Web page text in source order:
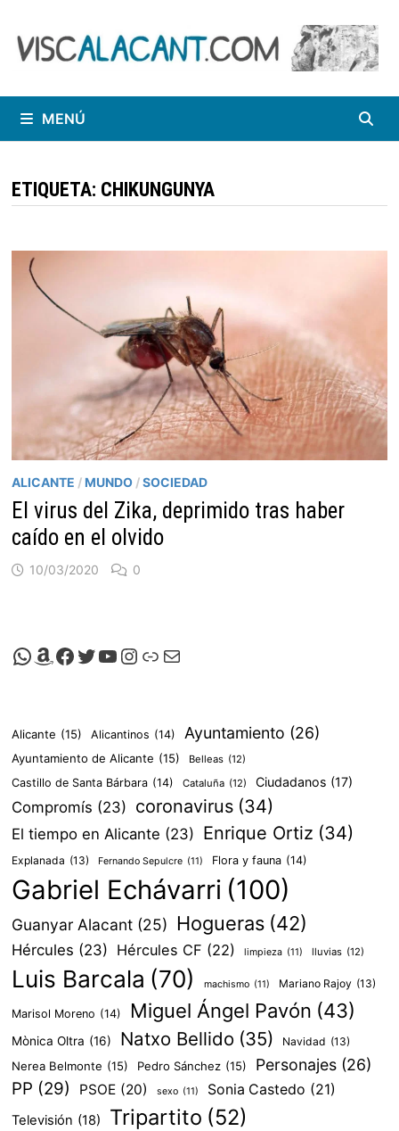
contenido
MENÚ
ETIQUETA: CHIKUNGUNYA
ALICANTE / MUNDO /SOCIEDAD
El virus del Zika, deprimido tras haber
caído en el olvido
10/03/2020 0
Canal de Whatsapp de Viscalacant
Comprar en Amazon
Facebook de Viscalacant
Twitter de Viscalacant
Canal de Youtube de Viscalacant
Instagram de Viscalacant
Viscalacant en Polkaverse
Correo electrónico
Alicante (15) Alicantinos (14) Ayuntamiento (26)
Ayuntamiento de Alicante (15) Belleas (12)
Castillo de Santa Bárbara (14) Cataluña (12) Ciudadanos (17)
Compromís (23) coronavirus (34)
El tiempo en Alicante (23) Enrique Ortiz (34)
Explanada (13) Fernando Sepulcre (11) Flora y fauna (14)
Gabriel Echávarri (100)
Guanyar Alacant (25) Hogueras (42)
Hércules (23) Hércules CF (22) limpieza (11) lluvias (12)
Luis Barcala (70) machismo (11) Mariano Rajoy (13)
Marisol Moreno (14) Miguel Ángel Pavón (43)
Mònica Oltra (16) Natxo Bellido (35) Navidad (13)
Nerea Belmonte (15) Pedro Sánchez (15) Personajes (26)
PP (29) PSOE (20) sexo (11) Sonia Castedo (21)
Televisión (18) Tripartito (52)